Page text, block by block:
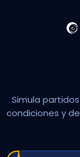
Simula
condiciones y